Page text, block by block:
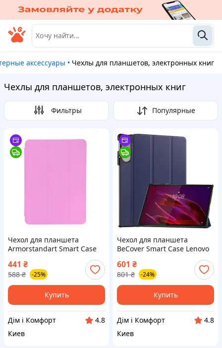
аксессуары • Чехлы для планшетов, электронных книг
Чехлы для планшетов, электронных книг
Фильтры Популярные
Чехол для планшета
Armorstandart Smart Case
(ARM78145)
441 ₴
588 ₴ -25%
Купить
Дім і Комфорт
4.8
Киев
Чехол для планшета
BeCover Smart Case Lenovo
Yoga Tab 11 2025 (11.1") TB-
710FU Deep Blue (715093)
601 ₴
801 ₴ -24%
Купить
Дім і Комфорт
4.8
Киев